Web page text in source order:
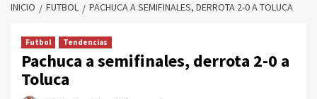
INICIO FUTBOL PACHUCA A SEMIFINALES, DERROTA 2-0 A TOLUCA
Futbol Tendencias
Pachuca a semifinales, derrota 2-0 a
Toluca